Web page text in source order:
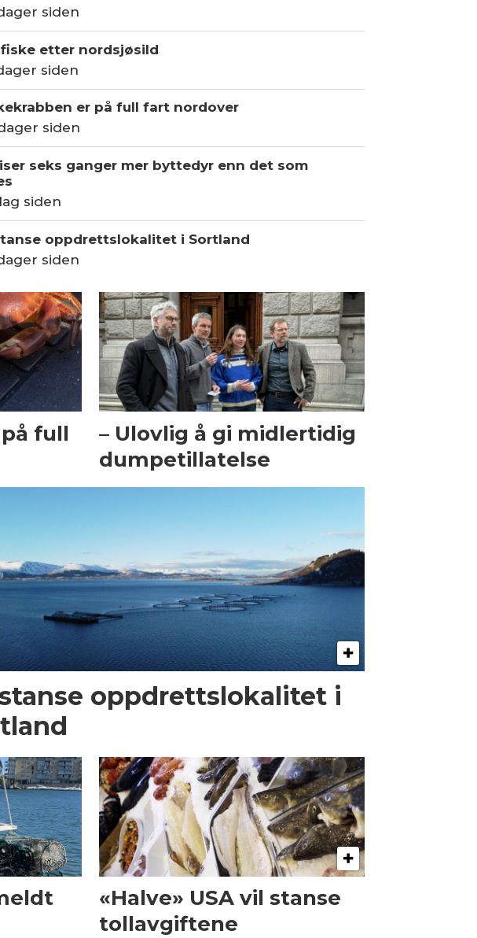
siden
etter nordsjøsild
siden
er på full fart nordover
siden
seks ganger mer byttedyr enn det som
siden
oppdrettslokalitet i Sortland
siden
full
– Ulovlig å gi midlertidig
dumpetillatelse
oppdrettslokalitet i
«Halve» USA vil stanse
tollavgiftene